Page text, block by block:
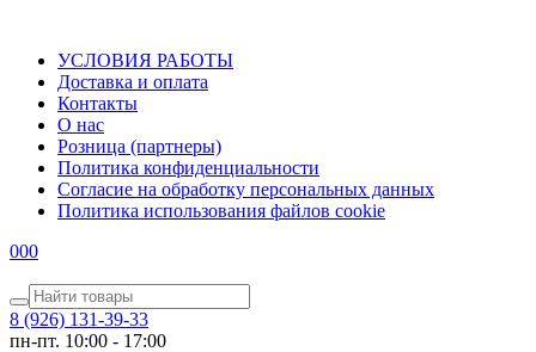
УСЛОВИЯ РАБОТЫ
Доставка и оплата
Контакты
О наc
Розница (партнеры)
Политика конфиденциальности
Согласие на обработку персональных данных
Политика использования файлов сookie
000
8 (926) 131-39-33
пн-пт. 10:00 - 17:00